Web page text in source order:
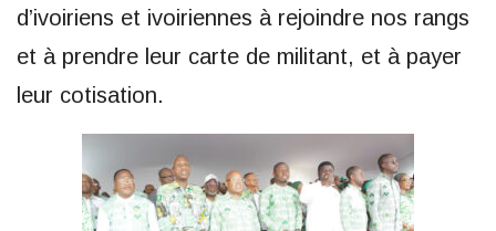
d’ivoiriens et ivoiriennes à rejoindre nos rangs
et à prendre leur carte de militant, et à payer
leur cotisation.